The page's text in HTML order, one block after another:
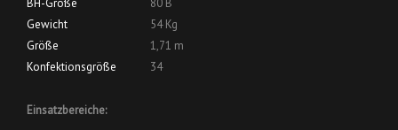
BH-Größe
80 B
Gewicht
54 Kg
Größe
1,71 m
Konfektionsgröße
34
Einsatzbereiche: